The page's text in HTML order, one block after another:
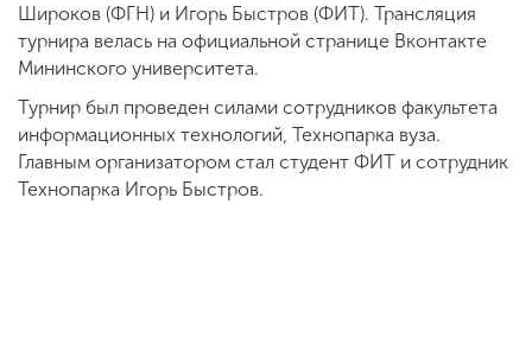
Широков (ФГН) и Игорь Быстров (ФИТ). Трансляция
турнира велась на официальной странице Вконтакте
Мининского университета.
Турнир был проведен силами сотрудников факультета
информационных технологий, Технопарка вуза.
Главным организатором стал студент ФИТ и сотрудник
Технопарка Игорь Быстров.